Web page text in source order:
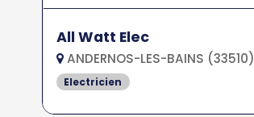
All Watt Elec
ANDERNOS-LES-BAINS (33510)
Electricien